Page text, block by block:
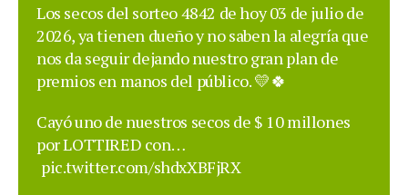
Los secos del sorteo 4842 de hoy 03 de julio de
2026, ya tienen dueño y no saben la alegría que
nos da seguir dejando nuestro gran plan de
premios en manos del público. 💛🍀
Cayó uno de nuestros secos de $ 10 millones
por LOTTIRED con…
pic.twitter.com/shdxXBFjRX